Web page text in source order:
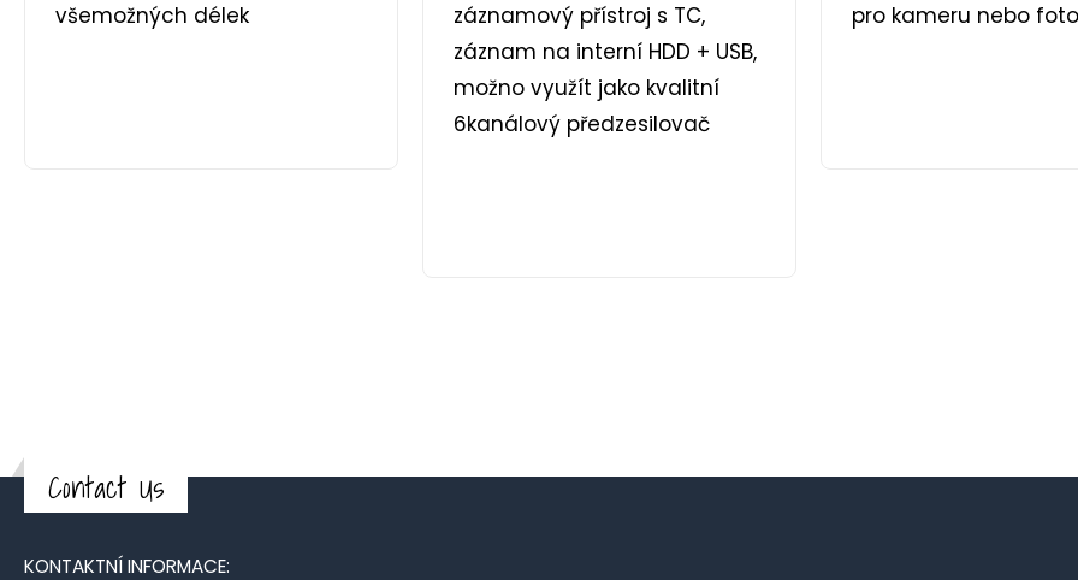
všemožných délek
záznamový přístroj s TC,
záznam na interní HDD + USB,
možno využít jako kvalitní
6kanálový předzesilovač
pro kameru nebo
Contact Us
KONTAKTNÍ INFORMACE: